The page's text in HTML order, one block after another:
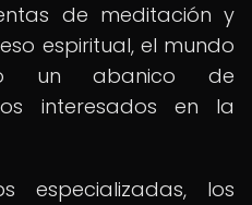
de meditación y
espiritual, el mundo
un abanico de
interesados en la
los